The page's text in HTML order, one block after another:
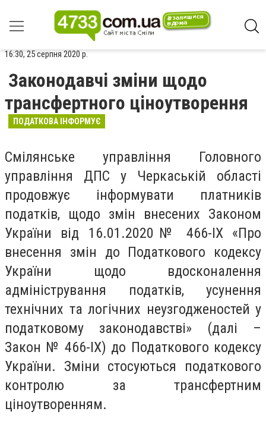
16:30, 25 серпня 2020 р.
Законодавчі зміни щодо
трансфертного ціноутворення
ПОДАТКОВА ІНФОРМУЄ
Смілянське управління Головного
управління ДПС у Черкаській області
продовжує інформувати платників
податків, щодо змін внесених Законом
України від 16.01.2020№ 466-IX«Про
внесення змін до Податкового кодексу
України щодо вдосконалення
адміністрування податків, усунення
технічних та логічних неузгодженостей у
податковому законодавстві» (далі –
Закон № 466-IX) до Податкового кодексу
України. Зміни стосуються податкового
контролю за трансфертним
ціноутворенням.